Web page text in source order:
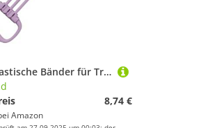
dzqad Elastische Bänder für Training - Yoga Fitnessband Zugseil | 6 Stufen Krafttraining Brustexpander-Ausrüstung für Schultertraining, Brustübungen, Yoga, Beinübungen, Armübungen und
8,74 €
Amazon